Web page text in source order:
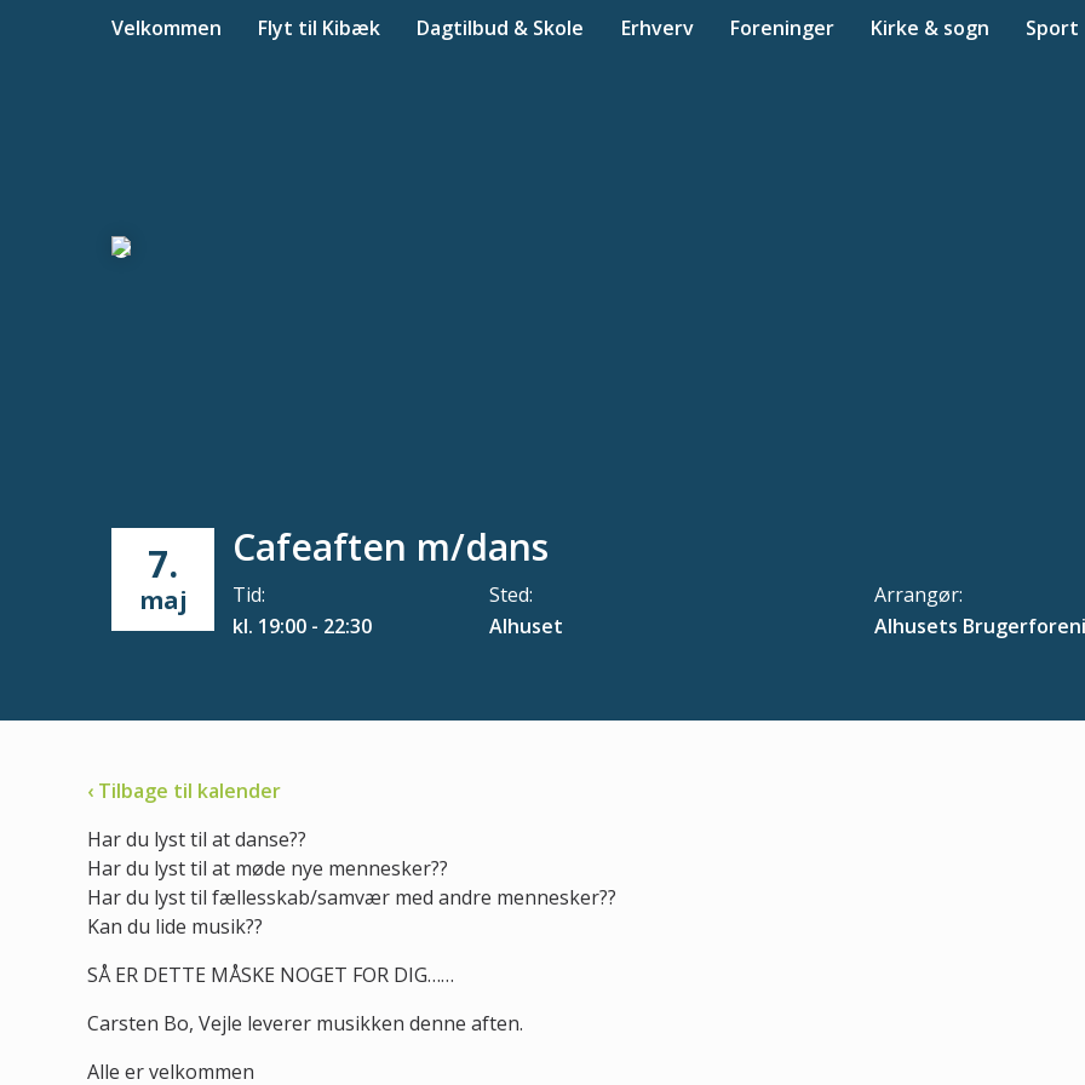
Velkommen Flyt til Kibæk Dagtilbud & Skole Erhverv Foreninger Kirke & sogn Sport
7.
maj
Cafeaften m/dans
Tid:
kl. 19:00 - 22:30
Sted:
Alhuset
Arrangør:
Alhusets
‹ Tilbage til kalender
Har du lyst til at danse??
Har du lyst til at møde nye mennesker??
Har du lyst til fællesskab/samvær med andre mennesker??
Kan du lide musik??
SÅ ER DETTE MÅSKE NOGET FOR DIG……
Carsten Bo, Vejle leverer musikken denne aften.
Alle er velkommen